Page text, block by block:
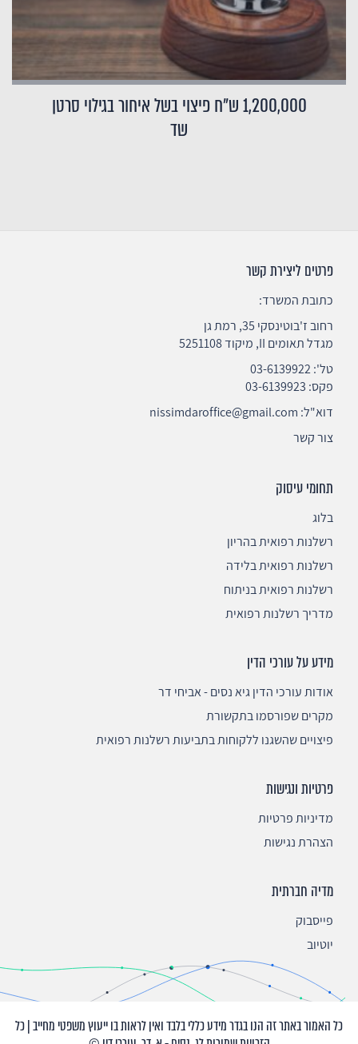
1,200,000 ש"ח פיצוי בשל איחור בגילוי סרטן
שד
פרטים ליצירת קשר
כתובת המשרד:
רחוב ז'בוטינסקי 35, רמת גן
מגדל תאומים II, מיקוד 5251108
טל':03-6139922
פקס: 03-6139923
דוא"ל: nissimdaroffice@gmail.com
צור קשר
תחומי עיסוק
בלוג
רשלנות רפואית בהריון
רשלנות רפואית בלידה
רשלנות רפואית בניתוח
מדריך רשלנות רפואית
מידע על עורכי הדין
אודות עורכי הדין גיא נסים - אביחי דר
מקרים שפורסמו בתקשורת
פיצויים שהשגנו ללקוחות בתביעות רשלנות רפואית
פרטיות ונגישות
מדיניות פרטיות
הצהרת נגישות
מדיה חברתית
פייסבוק
יוטיוב
כל האמור באתר זה הנו בגדר מידע כללי בלבד ואין לראות בו ייעוץ משפטי מחייב | כל